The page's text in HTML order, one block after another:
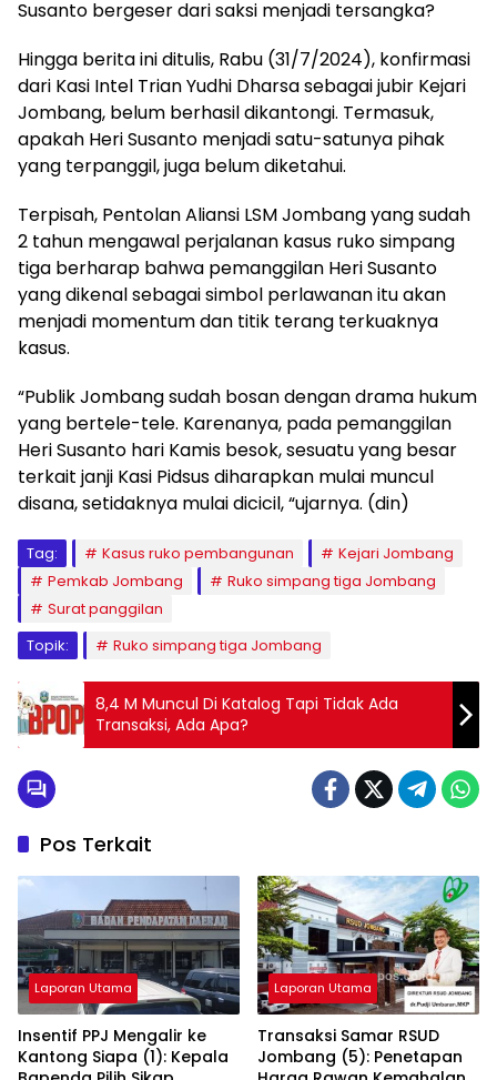
Susanto bergeser dari saksi menjadi tersangka?
Hingga berita ini ditulis, Rabu (31/7/2024), konfirmasi
dari Kasi Intel Trian Yudhi Dharsa sebagai jubir Kejari
Jombang, belum berhasil dikantongi. Termasuk,
apakah Heri Susanto menjadi satu-satunya pihak
yang terpanggil, juga belum diketahui.
Terpisah, Pentolan Aliansi LSM Jombang yang sudah
2 tahun mengawal perjalanan kasus ruko simpang
tiga berharap bahwa pemanggilan Heri Susanto
yang dikenal sebagai simbol perlawanan itu akan
menjadi momentum dan titik terang terkuaknya
kasus.
“Publik Jombang sudah bosan dengan drama hukum
yang bertele-tele. Karenanya, pada pemanggilan
Heri Susanto hari Kamis besok, sesuatu yang besar
terkait janji Kasi Pidsus diharapkan mulai muncul
disana, setidaknya mulai dicicil, “ujarnya. (din)
Tag: Kasus ruko pembangunan
Kejari Jombang
Pemkab Jombang
Ruko simpang tiga Jombang
Surat panggilan
Topik:
Ruko simpang tiga Jombang
8,4 M Muncul Di Katalog Tapi Tidak Ada
Transaksi, Ada Apa?
Pos Terkait
Laporan Utama
Insentif PPJ Mengalir ke
Kantong Siapa (1): Kepala
Laporan Utama
Transaksi Samar RSUD
Jombang (5): Penetapan